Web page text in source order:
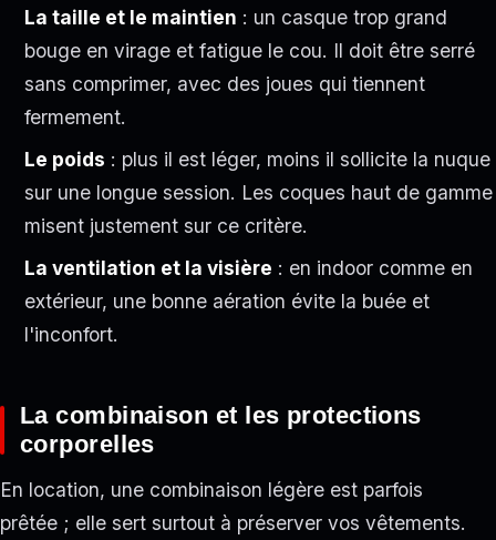
La taille et le maintien : un casque trop grand
bouge en virage et fatigue le cou. Il doit être serré
sans comprimer, avec des joues qui tiennent
fermement.
Le poids : plus il est léger, moins il sollicite la nuque
sur une longue session. Les coques haut de gamme
misent justement sur ce critère.
La ventilation et la visière : en indoor comme en
extérieur, une bonne aération évite la buée et
l'inconfort.
La combinaison et les protections
corporelles
En location, une combinaison légère est parfois
prêtée ; elle sert surtout à préserver vos vêtements.